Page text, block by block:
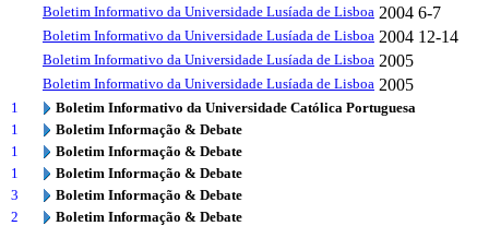
Boletim Informativo da Universidade Lusíada de Lisboa 2004 6-7
Boletim Informativo da Universidade Lusíada de Lisboa 2004 12-14
Boletim Informativo da Universidade Lusíada de Lisboa 2005
Boletim Informativo da Universidade Lusíada de Lisboa 2005
1
Boletim Informativo da Universidade Católica Portuguesa
1
Boletim Informação & Debate
1
Boletim Informação & Debate
1
Boletim Informação & Debate
3
Boletim Informação & Debate
2
Boletim Informação & Debate